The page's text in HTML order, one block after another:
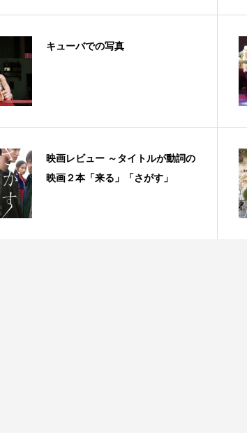
キューバでの写真
映画レビュー ～タイトルが動詞の
映画２本「来る」「さがす」